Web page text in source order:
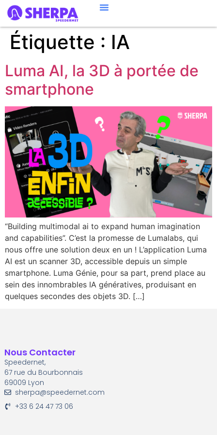
Étiquette : IA
Luma AI, la 3D à portée de
smartphone
“Building multimodal ai to expand human imagination
and capabilities”. C’est la promesse de Lumalabs, qui
nous offre une solution deux en un ! L’application Luma
AI est un scanner 3D, accessible depuis un simple
smartphone. Luma Génie, pour sa part, prend place au
sein des innombrables IA génératives, produisant en
quelques secondes des objets 3D. […]
Nous Contacter
Speedernet,
67 rue du Bourbonnais
69009 Lyon
sherpa@speedernet.com
+33 6 24 47 73 06